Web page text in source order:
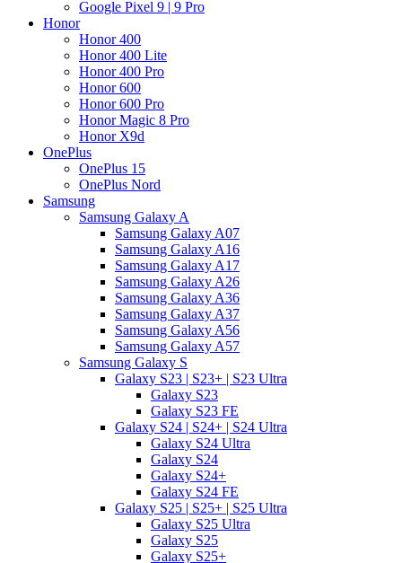
Google Pixel 9 | 9 Pro
Honor
Honor 400
Honor 400 Lite
Honor 400 Pro
Honor 600
Honor 600 Pro
Honor Magic 8 Pro
Honor X9d
OnePlus
OnePlus 15
OnePlus Nord
Samsung
Samsung Galaxy A
Samsung Galaxy A07
Samsung Galaxy A16
Samsung Galaxy A17
Samsung Galaxy A26
Samsung Galaxy A36
Samsung Galaxy A37
Samsung Galaxy A56
Samsung Galaxy A57
Samsung Galaxy S
Galaxy S23 | S23+ | S23 Ultra
Galaxy S23
Galaxy S23 FE
Galaxy S24 | S24+ | S24 Ultra
Galaxy S24 Ultra
Galaxy S24
Galaxy S24+
Galaxy S24 FE
Galaxy S25 | S25+ | S25 Ultra
Galaxy S25 Ultra
Galaxy S25
Galaxy S25+